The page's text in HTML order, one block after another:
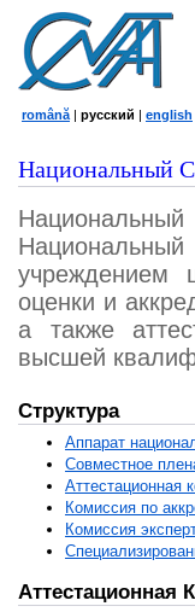
română | русский | english
Национальный
Национальный
учреждением
оценки и
а также
высшей
Структура
Аппарат
Совместное
Аттестационная
Комиссия по
Комиссия
Аттестационная